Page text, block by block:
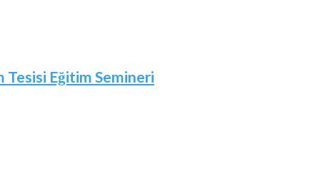
Tesisi Eğitim Semineri